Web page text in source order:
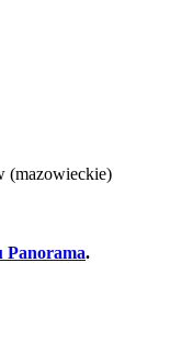
(mazowieckie)
Panorama.